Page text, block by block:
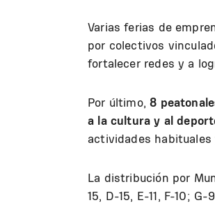
Varias ferias de
por colectivos
fortalecer redes y a
Por último,8
a la cultura y al
actividades habituales
La distribución por
15, D-15, E-11, F-10; G-